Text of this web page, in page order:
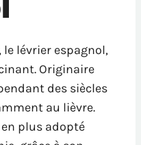
le lévrier espagnol,
Originaire
des siècles
au lièvre.
plus adopté